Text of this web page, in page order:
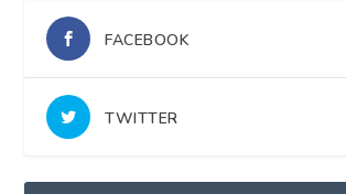
FACEBOOK
TWITTER